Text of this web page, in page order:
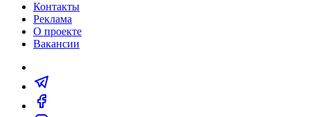
Контакты
Реклама
О проекте
Вакансии